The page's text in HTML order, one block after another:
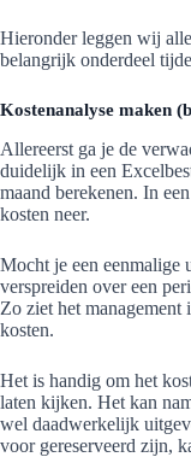
Hieronder leggen wij
belangrijk onderdeel
Kostenanalyse maken
Allereerst ga je de
duidelijk in een
maand berekenen. In
kosten neer.
Mocht je een eenmalige
verspreiden over een
Zo ziet het management
kosten.
Het is handig om het
laten kijken. Het kan
wel daadwerkelijk
voor gereserveerd zijn,